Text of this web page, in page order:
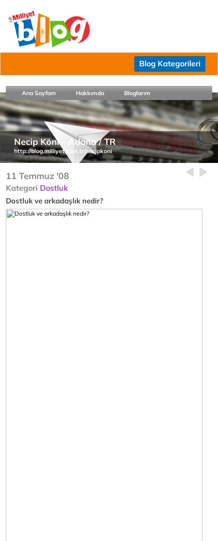
Blog Kategorileri
Ana Sayfam Hakkımda Bloglarım
Necip Köni - Adana / TR
http://blog.milliyet.com.tr/necipkoni
11 Temmuz '08
Kategori Dostluk
Dostluk ve arkadaşlık nedir?